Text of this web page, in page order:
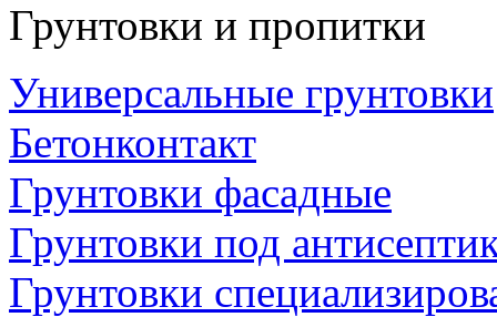
Грунтовки и пропитки
Универсальные грунтовки
Бетонконтакт
Грунтовки фасадные
Грунтовки под
Грунтовки